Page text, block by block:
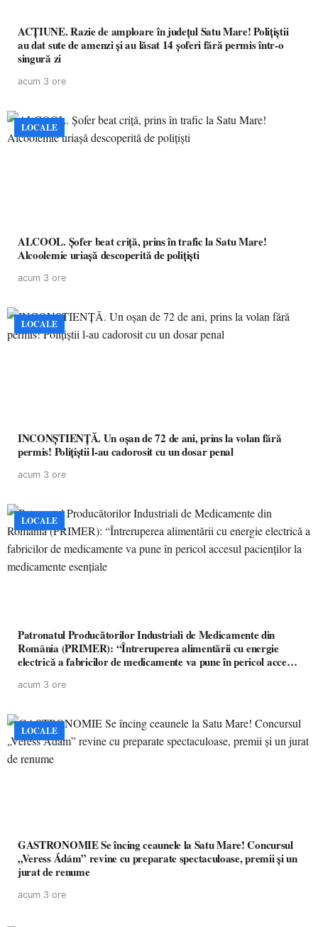
ACȚIUNE. Razie de amploare în județul Satu Mare! Polițiștii
au dat sute de amenzi și au lăsat 14 șoferi fără permis într-o
singură zi
acum 3 ore
LOCALE
ALCOOL. Șofer beat criță, prins în trafic la Satu Mare!
Alcoolemie uriașă descoperită de polițiști
acum 3 ore
LOCALE
INCONȘTIENȚĂ. Un oșan de 72 de ani, prins la volan fără
permis! Polițiștii l-au cadorosit cu un dosar penal
acum 3 ore
LOCALE
Patronatul Producătorilor Industriali de Medicamente din
România (PRIMER): “Întreruperea alimentării cu energie
electrică a fabricilor de medicamente va pune în pericol accesul
acum 3 ore
LOCALE
GASTRONOMIE Se încing ceaunele la Satu Mare! Concursul
„Veress Ádám” revine cu preparate spectaculoase, premii și un
jurat de renume
acum 3 ore